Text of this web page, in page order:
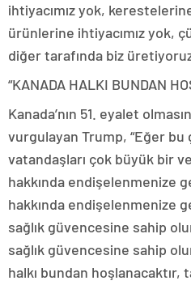
ihtiyacımız yok,
ürünlerine ihtiyacımız yok,
diğer tarafında biz
“KANADA HALKI BUNDAN
Kanada’nın 51. eyalet
vurgulayan Trump, “Eğer
vatandaşları çok büyük bir
hakkında endişelenmenize
hakkında endişelenmenize
sağlık güvencesine sahip
sağlık güvencesine sahip
halkı bundan hoşlanacaktır,